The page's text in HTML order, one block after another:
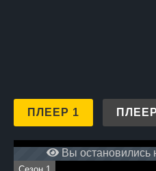
ПЛЕЕР 1
Вы остановились